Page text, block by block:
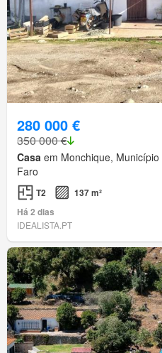
280 000 €
350 000 €
Casa em Monchique,
Faro
T2
137 m²
Há 2 dias
IDEALISTA.PT